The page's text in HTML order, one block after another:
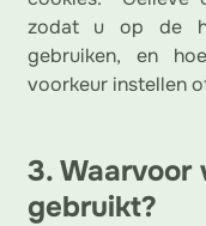
zodat u op de
gebruiken, en
voorkeur instellen
3. Waarvoor
gebruikt?